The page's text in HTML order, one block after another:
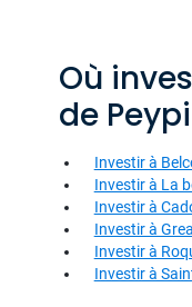
Où
de
Investir à
Investir à La
Investir à
Investir à
Investir à
Investir à